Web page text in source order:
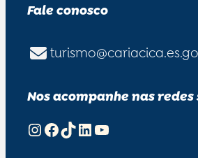
Fale conosco
Nos acompanhe nas redes
InstagramFacebook TikTok LinkedIn Youtube